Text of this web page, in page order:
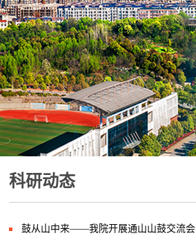
科研动态
鼓从山中来——我院开展通山山鼓交流会